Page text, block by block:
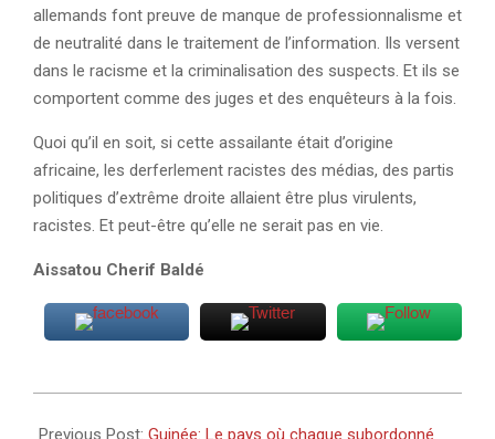
allemands font preuve de manque de professionnalisme et
de neutralité dans le traitement de l’information. Ils versent
dans le racisme et la criminalisation des suspects. Et ils se
comportent comme des juges et des enquêteurs à la fois.
Quoi qu’il en soit, si cette assailante était d’origine
africaine, les derferlement racistes des médias, des partis
politiques d’extrême droite allaient être plus virulents,
racistes. Et peut-être qu’elle ne serait pas en vie.
Aissatou Cherif Baldé
05-
Previous Post: Guinée: Le pays où chaque subordonné